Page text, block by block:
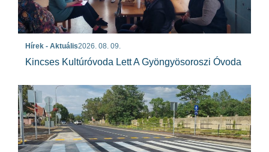
Hírek - Aktuális2026. 08. 09.
Kincses Kultúróvoda Lett A Gyöngyösoroszi Óvoda